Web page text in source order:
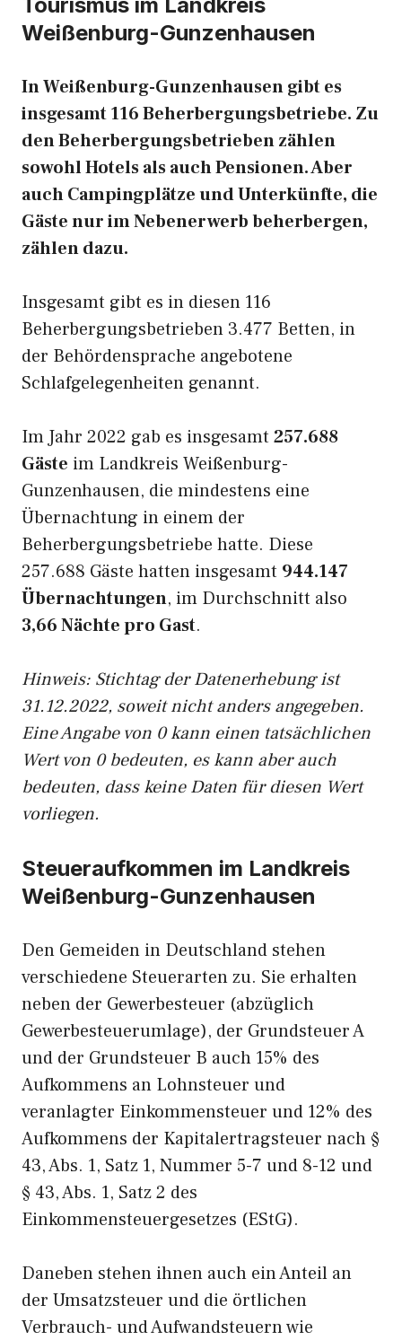
Weißenburg-Gunzenhausen
In Weißenburg-Gunzenhausen gibt es
insgesamt 116 Beherbergungsbetriebe. Zu
den Beherbergungsbetrieben zählen
sowohl Hotels als auch Pensionen. Aber
auch Campingplätze und Unterkünfte, die
Gäste nur im Nebenerwerb beherbergen,
zählen dazu.
Insgesamt gibt es in diesen 116
Beherbergungsbetrieben 3.477 Betten, in
der Behördensprache angebotene
Schlafgelegenheiten genannt.
Im Jahr 2022 gab es insgesamt 257.688
Gäste im Landkreis Weißenburg-
Gunzenhausen, die mindestens eine
Übernachtung in einem der
Beherbergungsbetriebe hatte. Diese
257.688 Gäste hatten insgesamt 944.147
Übernachtungen, im Durchschnitt also
3,66 Nächte pro Gast.
Hinweis: Stichtag der Datenerhebung ist
31.12.2022, soweit nicht anders angegeben.
Eine Angabe von 0 kann einen tatsächlichen
Wert von 0 bedeuten, es kann aber auch
bedeuten, dass keine Daten für diesen Wert
vorliegen.
Steueraufkommen im Landkreis
Weißenburg-Gunzenhausen
Den Gemeiden in Deutschland stehen
verschiedene Steuerarten zu. Sie erhalten
neben der Gewerbesteuer (abzüglich
Gewerbesteuerumlage), der Grundsteuer A
und der Grundsteuer B auch 15% des
Aufkommens an Lohnsteuer und
veranlagter Einkommensteuer und 12% des
Aufkommens der Kapitalertragsteuer nach §
43, Abs. 1, Satz 1, Nummer 5-7 und 8-12 und
§ 43, Abs. 1, Satz 2 des
Einkommensteuergesetzes (EStG).
Daneben stehen ihnen auch ein Anteil an
der Umsatzsteuer und die örtlichen
Verbrauch- und Aufwandsteuern wie